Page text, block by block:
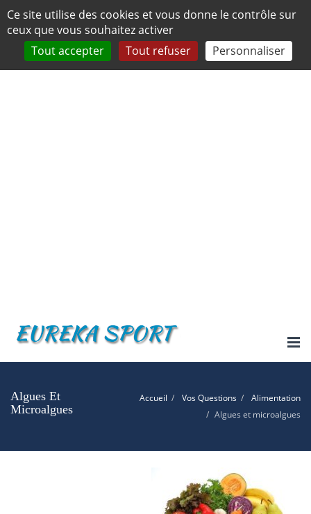
Algues Et
Microalgues
Accueil Vos Questions
Alimentation
Algues et microalgues
Panneau de gestion des cookies
Ce site utilise des cookies et vous donne le contrôle sur
ceux que vous souhaitez activer
Tout accepter
Tout refuser Personnaliser